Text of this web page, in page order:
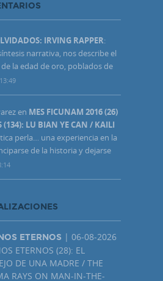
IRVING RAPPER:
narrativa, nos describe el
la edad de oro, poblados de
en MES FICUNAM 2016 (26)
(134): LU BIAN YE CAN / KAILI
perla… una experiencia en la
de la historia y dejarse
ETERNOS | 06-08-2026
ETERNOS (28): EL
DE UNA MADRE / THE
RAYS ON MAN-IN-THE-